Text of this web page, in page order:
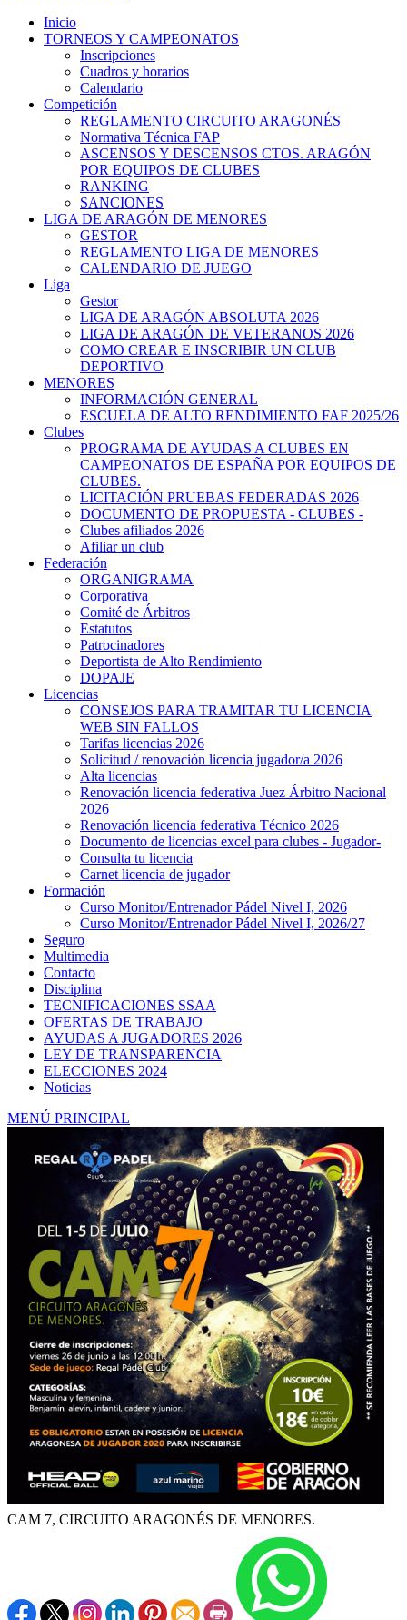
Inicio
TORNEOS Y CAMPEONATOS
Inscripciones
Cuadros y horarios
Calendario
Competición
REGLAMENTO CIRCUITO ARAGONÉS
Normativa Técnica FAP
ASCENSOS Y DESCENSOS CTOS. ARAGÓN
POR EQUIPOS DE CLUBES
RANKING
SANCIONES
LIGA DE ARAGÓN DE MENORES
GESTOR
REGLAMENTO LIGA DE MENORES
CALENDARIO DE JUEGO
Liga
Gestor
LIGA DE ARAGÓN ABSOLUTA 2026
LIGA DE ARAGÓN DE VETERANOS 2026
COMO CREAR E INSCRIBIR UN CLUB
DEPORTIVO
MENORES
INFORMACIÓN GENERAL
ESCUELA DE ALTO RENDIMIENTO FAF 2025/26
Clubes
PROGRAMA DE AYUDAS A CLUBES EN
CAMPEONATOS DE ESPAÑA POR EQUIPOS DE
CLUBES.
LICITACIÓN PRUEBAS FEDERADAS 2026
DOCUMENTO DE PROPUESTA - CLUBES -
Clubes afiliados 2026
Afiliar un club
Federación
ORGANIGRAMA
Corporativa
Comité de Árbitros
Estatutos
Patrocinadores
Deportista de Alto Rendimiento
DOPAJE
Licencias
CONSEJOS PARA TRAMITAR TU LICENCIA
WEB SIN FALLOS
Tarifas licencias 2026
Solicitud / renovación licencia jugador/a 2026
Alta licencias
Renovación licencia federativa Juez Árbitro Nacional
2026
Renovación licencia federativa Técnico 2026
Documento de licencias excel para clubes - Jugador-
Consulta tu licencia
Carnet licencia de jugador
Formación
Curso Monitor/Entrenador Pádel Nivel I, 2026
Curso Monitor/Entrenador Pádel Nivel I, 2026/27
Seguro
Multimedia
Contacto
Disciplina
TECNIFICACIONES SSAA
OFERTAS DE TRABAJO
AYUDAS A JUGADORES 2026
LEY DE TRANSPARENCIA
ELECCIONES 2024
Noticias
MENÚ PRINCIPAL
CAM 7, CIRCUITO ARAGONÉS DE MENORES.